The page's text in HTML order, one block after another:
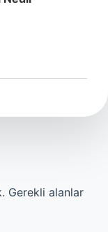
Gerekli alanlar